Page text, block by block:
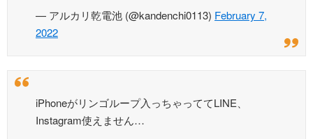
— アルカリ乾電池 (@kandenchi0113) February 7,
2022
iPhoneがリンゴループ入っちゃっててLINE、
Instagram使えません…